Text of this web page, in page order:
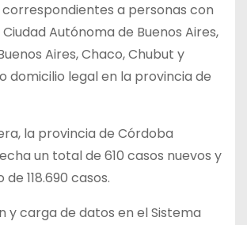
correspondientes a personas con
Autónoma de Buenos Aires,
Aires, Chaco, Chubut y
domicilio legal en la provincia de
la provincia de Córdoba
un total de 610 casos nuevos y
118.690 casos.
y carga de datos en el Sistema